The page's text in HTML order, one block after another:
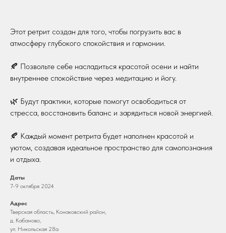
Этот ретрит создан для того, чтобы погрузить вас в
атмосферу глубокого спокойствия и гармонии.
🍂 Позвольте себе насладиться красотой осени и найти
внутреннее спокойствие через медитацию и йогу.
🌿 Будут практики, которые помогут освободиться от
стресса, восстановить баланс и зарядиться новой энергией.
🍂 Каждый момент ретрита будет наполнен красотой и
уютом, создавая идеальное пространство для самопознания
и отдыха.
Даты
7-9 октября 2024
Адрес
Тверская область, Конаковский район,
д. Кабаново,
ул. Никольская 28а